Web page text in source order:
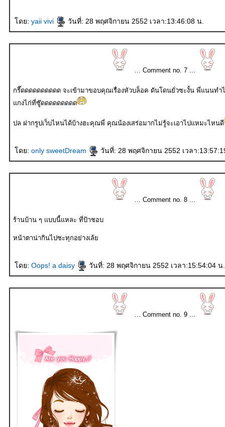
ดย: yaii vivi วันที่: 28 พฤศจิกายน 2552 เวลา:13:46:08 น.
... Comment no. 7 ...
กรี๊ดดดดดดดดดด จะเข้ามาขอบคุณเรื่องหัวบล็อค ดันโดนยั่วซะงั้น พี่แนนทำ
กงไก่ที่ซู๊ดดดดดดดดด
ปล ฝากรูปเว็บไหนได้บ้างฮะคุณพี่ คุณน้องเสร่อมากไม่รู้จะเอาไปแหมะไหนดี
ดย: only sweetDream วันที่: 28 พฤศจิกายน 2552 เวลา
... Comment no. 8 ...
ร้านบ้าน ๆ แบบนี้แหละ ที่ป้าชอบ
หน้าตาน่ากินไปซะทุกอย่างเล้
ดย: Oops! a daisy วันที่: 28 พฤศจิกายน 2552 เวลา:15:54:04 น.
... Comment no. 9 ...